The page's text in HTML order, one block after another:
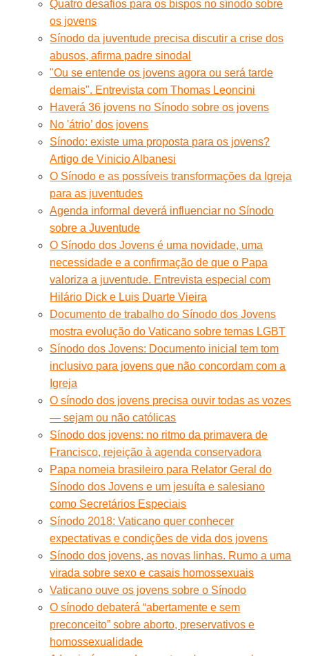
Quatro desafios para os bispos no sínodo sobre
os jovens
Sínodo da juventude precisa discutir a crise dos
abusos, afirma padre sinodal
"Ou se entende os jovens agora ou será tarde
demais". Entrevista com Thomas Leoncini
Haverá 36 jovens no Sínodo sobre os jovens
No 'átrio’ dos jovens
Sínodo: existe uma proposta para os jovens?
Artigo de Vinicio Albanesi
O Sínodo e as possíveis transformações da Igreja
para as juventudes
Agenda informal deverá influenciar no Sínodo
sobre a Juventude
O Sínodo dos Jovens é uma novidade, uma
necessidade e a confirmação de que o Papa
valoriza a juventude. Entrevista especial com
Hilário Dick e Luis Duarte Vieira
Documento de trabalho do Sínodo dos Jovens
mostra evolução do Vaticano sobre temas LGBT
Sínodo dos Jovens: Documento inicial tem tom
inclusivo para jovens que não concordam com a
Igreja
O sínodo dos jovens precisa ouvir todas as vozes
— sejam ou não católicas
Sínodo dos jovens: no ritmo da primavera de
Francisco, rejeição à agenda conservadora
Papa nomeia brasileiro para Relator Geral do
Sínodo dos Jovens e um jesuíta e salesiano
como Secretários Especiais
Sínodo 2018: Vaticano quer conhecer
expectativas e condições de vida dos jovens
Sínodo dos jovens, as novas linhas. Rumo a uma
virada sobre sexo e casais homossexuais
Vaticano ouve os jovens sobre o Sínodo
O sínodo debaterá “abertamente e sem
preconceito” sobre aborto, preservativos e
homossexualidade